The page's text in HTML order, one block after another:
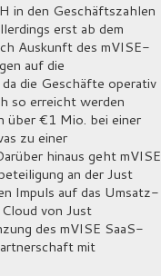
in den Geschäftszahlen
erst ab dem
Auskunft des mVISE-
auf die
die Geschäfte operativ
so erreicht werden
über €1 Mio. bei einer
zu einer
hinaus geht mVISE
an der Just
Impuls auf das Umsatz-
von Just
des mVISE SaaS-
mit